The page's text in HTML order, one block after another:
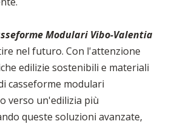
Modulari Vibo-Valentia
nel futuro. Con l'attenzione
edilizie sostenibili e materiali
casseforme modulari
verso un'edilizia più
queste soluzioni avanzate,